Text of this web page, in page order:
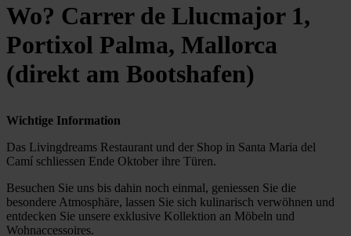
Wo? Carrer de Llucmajor 1,
Portixol Palma, Mallorca
(direkt am Bootshafen)
Wichtige Information
Das Livingdreams Restaurant und der Shop in Santa Maria del
Camí schliessen Ende Oktober ihre Türen.
Besuchen Sie uns bis dahin noch einmal, geniessen Sie die
besondere Atmosphäre, lassen Sie sich kulinarisch verwöhnen und
entdecken Sie unsere exklusive Kollektion an Möbeln und
Wohnaccessoires.